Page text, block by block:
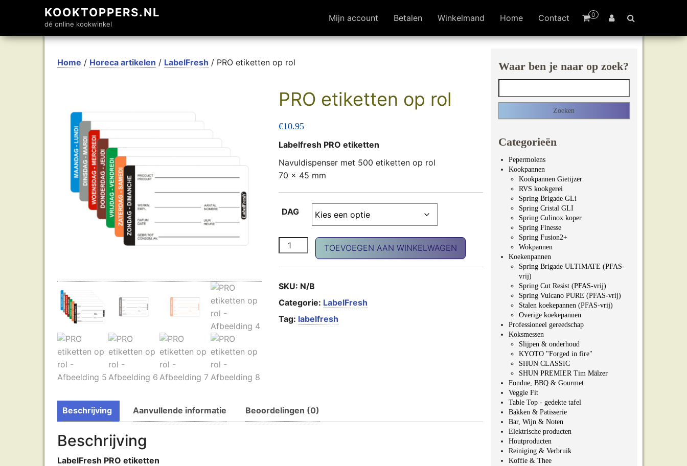
KOOKTOPPERS.NL
dé online kookwinkel
0
Mijn account Betalen Winkelmand Home Contact
Home / Horeca artikelen / LabelFresh / PRO etiketten op rol
PRO etiketten op rol
€10.95
Labelfresh PRO etiketten
Navuldispenser met 500 etiketten op rol
70 x 45 mm
DAG
PRO etiketten op rol aantal
TOEVOEGEN AAN WINKELWAGEN
SKU: N/B
Categorie: LabelFresh
Tag: labelfresh
Beschrijving Aanvullende informatie Beoordelingen (0)
Beschrijving
LabelFresh PRO etiketten
Waar ben je naar op zoek?
Categorieën
Pepermolens
Kookpannen
Kookpannen Gietijzer
RVS kookgerei
Spring Brigade GLi
Spring Cristal GLI
Spring Culinox koper
Spring Finesse
Spring Fusion2+
Wokpannen
Koekenpannen
Spring Brigade ULTIMATE (PFAS-
vrij)
Spring Cut Resist (PFAS-vrij)
Spring Vulcano PURE (PFAS-vrij)
Stalen koekepannen (PFAS-vrij)
Overige koekepannen
Professioneel gereedschap
Koksmessen
Slijpen & onderhoud
KYOTO "Forged in fire"
SHUN CLASSIC
SHUN PREMIER Tim Mälzer
Fondue, BBQ & Gourmet
Veggie Fit
Table Top - gedekte tafel
Bakken & Patisserie
Bar, Wijn & Noten
Elektrische producten
Houtproducten
Reiniging & Verbruik
Koffie & Thee